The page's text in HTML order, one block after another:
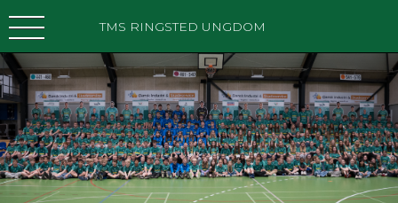
TMS RINGSTED UNGDOM